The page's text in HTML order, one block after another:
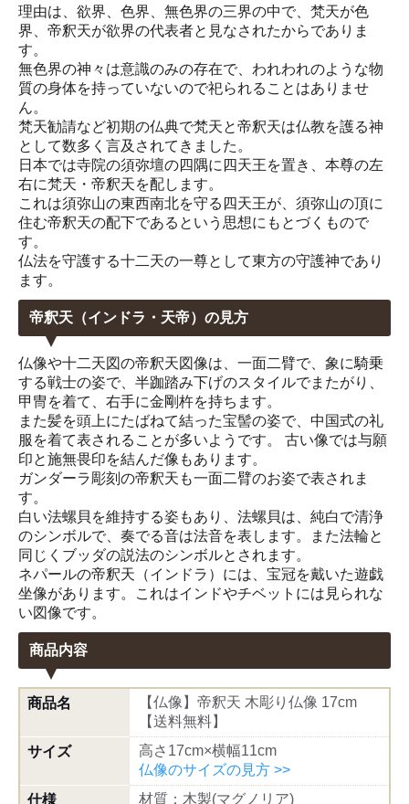
理由は、欲界、色界、無色界の三界の中で、梵天が色
界、帝釈天が欲界の代表者と見なされたからでありま
す。
無色界の神々は意識のみの存在で、われわれのような物
質の身体を持っていないので祀られることはありませ
ん。
梵天勧請など初期の仏典で梵天と帝釈天は仏教を護る神
として数多く言及されてきました。
日本では寺院の須弥壇の四隅に四天王を置き、本尊の左
右に梵天・帝釈天を配します。
これは須弥山の東西南北を守る四天王が、須弥山の頂に
住む帝釈天の配下であるという思想にもとづくもので
す。
仏法を守護する十二天の一尊として東方の守護神であり
ます。
帝釈天（インドラ・天帝）の見方
仏像や十二天図の帝釈天図像は、一面二臂で、象に騎乗
する戦士の姿で、半跏踏み下げのスタイルでまたがり、
甲冑を着て、右手に金剛杵を持ちます。
また髪を頭上にたばねて結った宝髻の姿で、中国式の礼
服を着て表されることが多いようです。 古い像では与願
印と施無畏印を結んだ像もあります。
ガンダーラ彫刻の帝釈天も一面二臂のお姿で表されま
す。
白い法螺貝を維持する姿もあり、法螺貝は、純白で清浄
のシンボルで、奏でる音は法音を表します。また法輪と
同じくブッダの説法のシンボルとされます。
ネパールの帝釈天（インドラ）には、宝冠を戴いた遊戯
坐像があります。これはインドやチベットには見られな
い図像です。
商品内容
商品名
【仏像】帝釈天 木彫り仏像 17cm
【送料無料】
サイズ
高さ17cm×横幅11cm
仏像のサイズの見方 >>
仕様
材質：木製(マグノリア)